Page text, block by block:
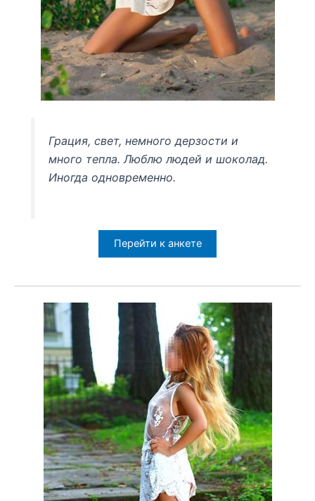
Грация, свет, немного дерзости и
много тепла. Люблю людей и шоколад.
Иногда одновременно.
Перейти к анкете